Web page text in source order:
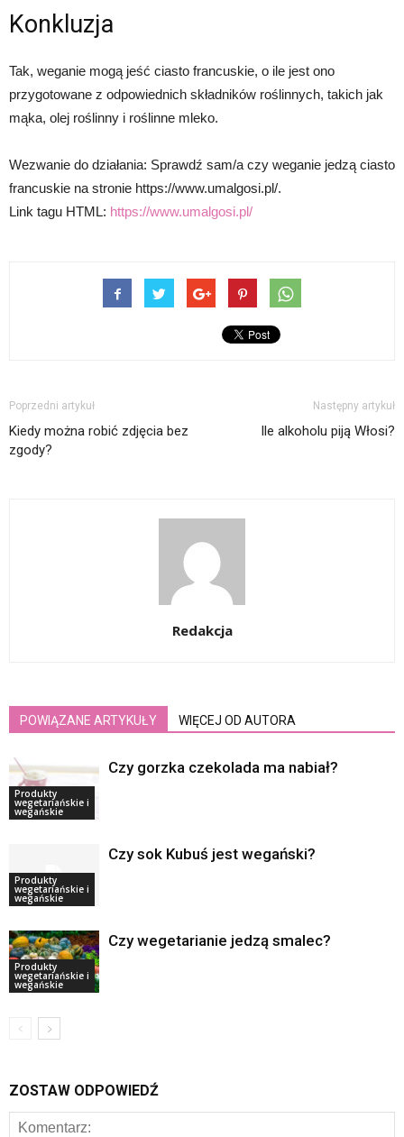
Konkluzja
Tak, weganie mogą jeść ciasto francuskie, o ile jest ono
przygotowane z odpowiednich składników roślinnych, takich jak
mąka, olej roślinny i roślinne mleko.
Wezwanie do działania: Sprawdź sam/a czy weganie jedzą ciasto
francuskie na stronie https://www.umalgosi.pl/.
Link tagu HTML: https://www.umalgosi.pl/
Poprzedni artykuł
Kiedy można robić zdjęcia bez
zgody?
Następny artykuł
Ile alkoholu piją Włosi?
Redakcja
POWIĄZANE ARTYKUŁY WIĘCEJ OD AUTORA
Produkty
wegetariańskie i
wegańskie
Czy gorzka czekolada ma nabiał?
Produkty
wegetariańskie i
wegańskie
Czy sok Kubuś jest wegański?
Produkty
wegetariańskie i
wegańskie
Czy wegetarianie jedzą smalec?
ZOSTAW ODPOWIEDŹ